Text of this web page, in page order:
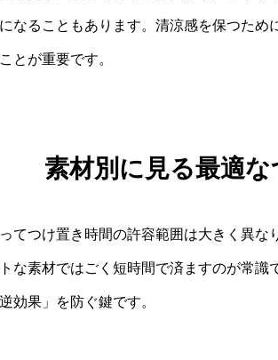
なることもあります。清涼感を保つた
とが重要です。
素材別に見る最適
てつけ置き時間の許容範囲は大きく異な
な素材ではごく短時間で済ますのが常
効果」を防ぐ鍵です。